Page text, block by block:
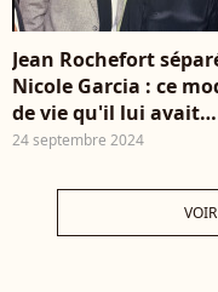
Jean Rochefort
Nicole Garcia : ce
de vie qu'il lui avait
imposée pour éviter
de la tendresse"
24 septembre 2024